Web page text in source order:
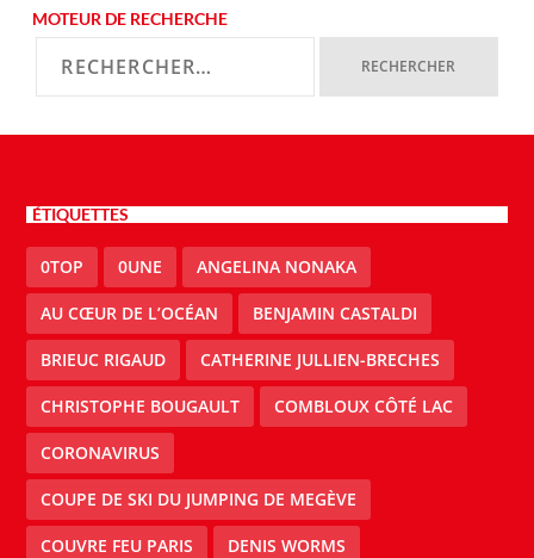
MOTEUR DE RECHERCHE
ÉTIQUETTES
0TOP 0UNE ANGELINA NONAKA
AU CŒUR DE L’OCÉAN BENJAMIN CASTALDI
BRIEUC RIGAUD CATHERINE JULLIEN-BRECHES
CHRISTOPHE BOUGAULT COMBLOUX CÔTÉ LAC
CORONAVIRUS
COUPE DE SKI DU JUMPING DE MEGÈVE
COUVRE FEU PARIS DENIS WORMS